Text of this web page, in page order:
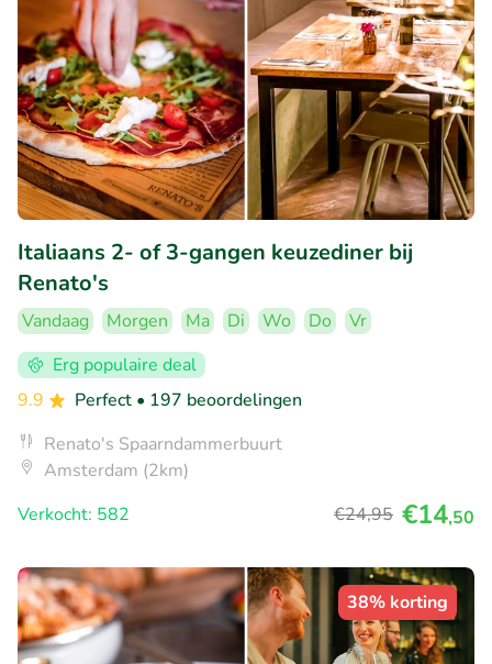
Italiaans 2- of 3-gangen keuzediner bij
Renato's
Vandaag Morgen Ma Di Wo Do
Vr
Erg populaire deal
9.9
Perfect • 197 beoordelingen
Renato's Spaarndammerbuurt
Amsterdam (2km)
Verkocht: 582
€24,95 €14,50
38% korting